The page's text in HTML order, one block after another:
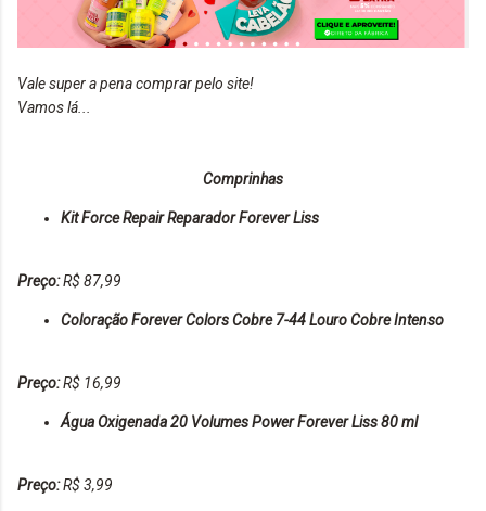
Vale super a pena comprar pelo site!
Vamos lá...
Comprinhas
Kit Force Repair Reparador Forever Liss
Preço:R$ 87,99
Coloração Forever Colors Cobre 7-44 Louro Cobre Intenso
Preço:R$ 16,99
Água Oxigenada 20 Volumes Power Forever Liss 80 ml
Preço:R$ 3,99